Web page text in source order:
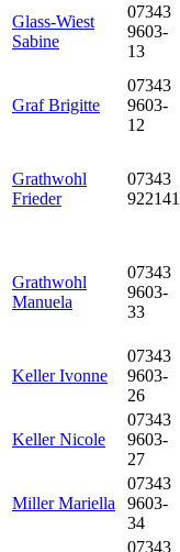
Glass-Wiest
Sabine
07343
9603-
13
Graf Brigitte
07343
9603-
12
Grathwohl
Frieder
07343
922141
Grathwohl
Manuela
07343
9603-
33
Keller Ivonne
07343
9603-
26
Keller Nicole
07343
9603-
27
Miller Mariella
07343
9603-
34
07343